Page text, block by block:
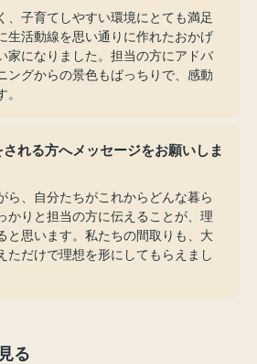
、子育てしやすい環境にとても満足
生活動線を思い通りに作れたおかげ
家になりました。担当の方にアドバ
ングからの景色もばっちりで、感動
れる方へメッセージをお願いしま
ら、自分たちがこれからどんな暮ら
かりと担当の方に伝えることが、理
と思います。私たちの間取りも、大
ただけで理想を形にしてもらえまし
る